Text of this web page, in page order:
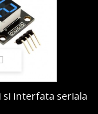
si interfata seriala